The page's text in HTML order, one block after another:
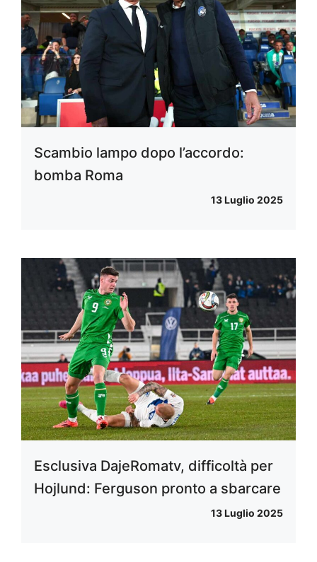
Scambio lampo dopo l’accordo:
bomba Roma
13 Luglio 2025
Esclusiva DajeRomatv, difficoltà per
Hojlund: Ferguson pronto a sbarcare
13 Luglio 2025